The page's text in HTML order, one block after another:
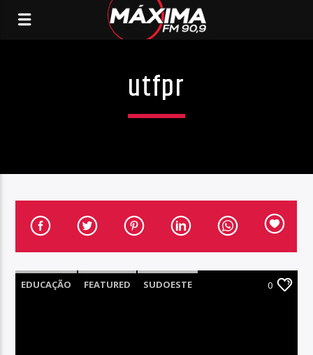
utfpr
EDUCAÇÃO FEATURED SUDOESTE 0